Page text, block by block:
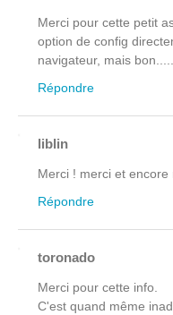
Merci pour cette petit
option de config
navigateur, mais
Répondre
liblin
Merci ! merci et encore
Répondre
toronado
Merci pour cette info.
C'est quand même